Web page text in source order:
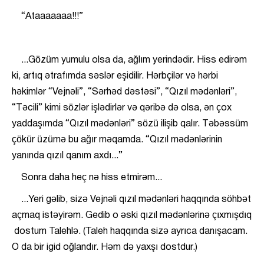
“Ataaaaaaa!!!”
...Gözüm yumulu olsa da, ağlım yerindədir. Hiss edirəm
ki, artıq ətrafımda səslər eşidilir. Hərbçilər və hərbi
həkimlər “Vejnəli”, “Sərhəd dəstəsi”, “Qızıl mədənləri”,
“Təcili” kimi sözlər işlədirlər və qəribə də olsa, ən çox
yaddaşımda “Qızıl mədənləri” sözü ilişib qalır. Təbəssüm
çökür üzümə bu ağır məqamda. “Qızıl mədənlərinin
yanında qızıl qanım axdı...”
Sonra daha heç nə hiss etmirəm...
...Yeri gəlib, sizə Vejnəli qızıl mədənləri haqqında söhbət
açmaq istəyirəm. Gedib o əski qızıl mədənlərinə çıxmışdıq
dostum Talehlə. (Taleh haqqında sizə ayrıca danışacam.
O da bir igid oğlandır. Həm də yaxşı dostdur.)